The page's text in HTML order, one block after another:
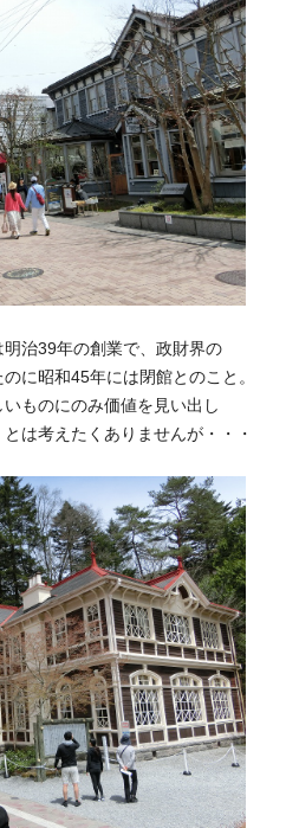
治39年の創業で、政財界の
に昭和45年には閉館とのこと。
ものにのみ価値を見い出し
は考えたくありませんが・・・